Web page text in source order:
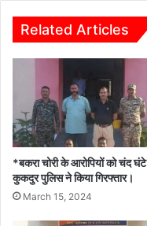
रिकवरी
राशि
हेतु
से
अधिक
का
किया
गया
Related Articles
*बकरा चोरी के आरोपियों को चंद
कुकदुर पुलिस ने किया गिरफ्तार।
March 15, 2024